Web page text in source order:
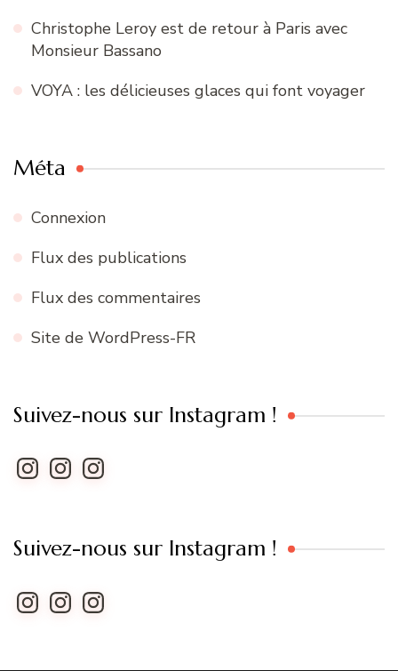
Christophe Leroy est de retour à Paris avec
Monsieur Bassano
VOYA : les délicieuses glaces qui font voyager
Méta
Connexion
Flux des publications
Flux des commentaires
Site de WordPress-FR
Suivez-nous sur Instagram !
Instagram
InstagramInstagram
Suivez-nous sur Instagram !
Instagram
InstagramInstagram